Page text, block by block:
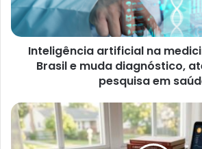
Inteligência artificial na
Brasil e muda diagnóstico,
pesquisa em